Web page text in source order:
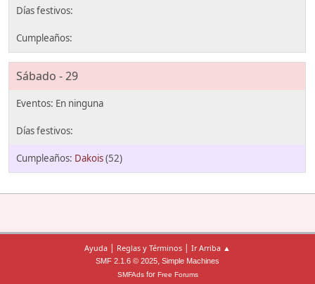
Sábado - 29
Dakois(52)
Ayuda | Reglas y Términos | Ir Arriba ▲
SMF 2.1.6 © 2025, Simple Machines
SMFAdsfor Free Forums